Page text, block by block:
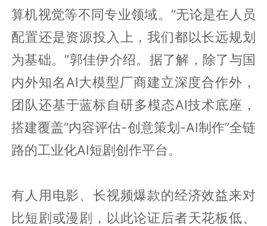
算机视觉等不同专业领域。“无论是在人员
配置还是资源投入上，我们都以长远规划
为基础。”郭佳伊介绍。据了解，除了与国
内外知名AI大模型厂商建立深度合作外，
团队还基于蓝标自研多模态AI技术底座，
搭建覆盖“内容评估-创意策划-AI制作”全链
路的工业化AI短剧创作平台。
有人用电影、长视频爆款的经济效益来对
比短剧或漫剧，以此论证后者天花板低、